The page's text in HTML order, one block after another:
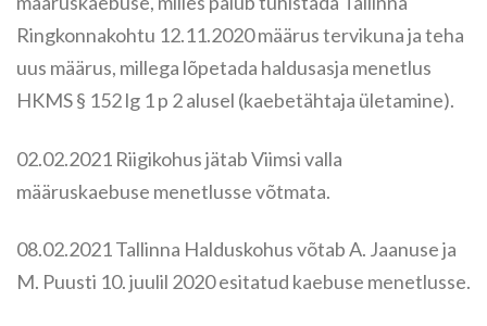
Ringkonnakohtu 12.11.2020 määrus tervikuna ja teha
uus määrus, millega lõpetada haldusasja menetlus
HKMS § 152 lg 1 p 2 alusel (kaebetähtaja ületamine).
02.02.2021 Riigikohus jätab Viimsi valla
määruskaebuse menetlusse võtmata.
08.02.2021 Tallinna Halduskohus võtab A. Jaanuse ja
M. Puusti 10. juulil 2020 esitatud kaebuse menetlusse.